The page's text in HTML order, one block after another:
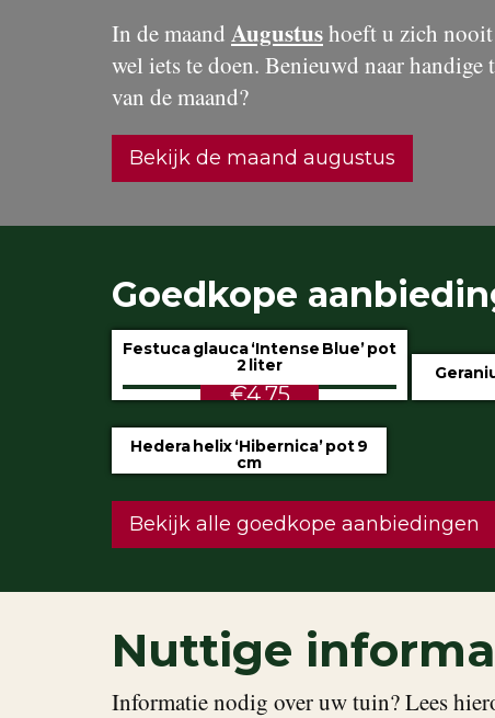
In de maand Augustushoeft u zich
wel iets te doen. Benieuwd naar handige
van de maand?
Bekijk de maand augustus
Goedkope
Festuca glauca ‘Intense Blue’ pot
2 liter
€4.75
Hedera helix ‘Hibernica’ pot 9
cm
Bekijk alle goedkope aanbiedingen
Nuttige
Informatie nodig over uw tuin? Lees